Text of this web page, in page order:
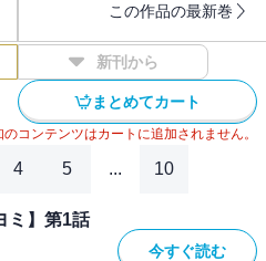
この作品の最新巻
新刊から
まとめてカート
コンテンツはカートに追加されません。
4 5 ... 10
ミ】第1話
今すぐ読む